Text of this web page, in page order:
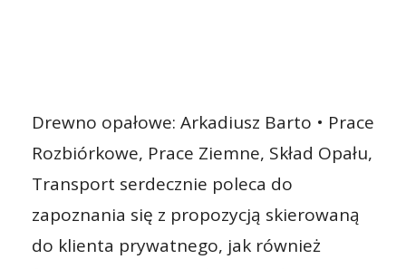
Drewno opałowe: Arkadiusz Barto • Prace
Rozbiórkowe, Prace Ziemne, Skład Opału,
Transport serdecznie poleca do
zapoznania się z propozycją skierowaną
do klienta prywatnego, jak również